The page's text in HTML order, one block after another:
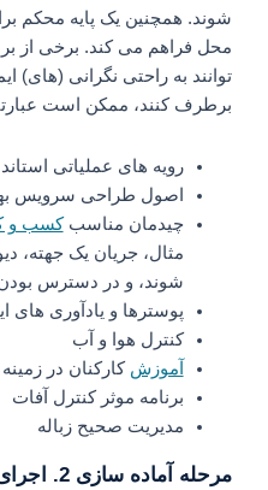
شوند. همچنین یک پایه محکم
محل فراهم می کند. برخی از
توانند به راحتی نگرانی (های)
برطرف کنند، ممکن است
رویه های عملیاتی
اصول طراحی سرویس
چیدمان مناسبکسب و
مثال، جریان یک جهته،
شوند، و در دسترس
پوسترها و یادآوری های
کنترل هوا و آب
آموزشکارکنان در
برنامه موثر کنترل آفات
مدیریت صحیح زباله
مرحله